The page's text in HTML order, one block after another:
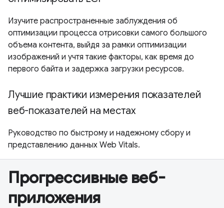
Изучите распространенные заблуждения об
оптимизации процесса отрисовки самого большого
объема контента, выйдя за рамки оптимизации
изображений и учтя такие факторы, как время до
первого байта и задержка загрузки ресурсов.
Лучшие практики измерения показателей
веб-показателей на местах
Руководство по быстрому и надежному сбору и
представлению данных Web Vitals.
Прогрессивные веб-
приложения